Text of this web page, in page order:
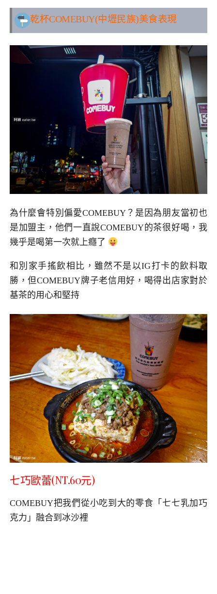
乾杯COMEBUY(中壢民族)美食表現
為什麼會特別偏愛COMEBUY？是因為朋友當初也
是加盟主，他們一直說COMEBUY的茶很好喝，我
幾乎是喝第一次就上癮了
和別家手搖飲相比，雖然不是以IG打卡的飲料取
勝，但COMEBUY牌子老信用好，喝得出店家對於
基茶的用心和堅持
七巧歐蕾(NT.60元)
COMEBUY把我們從小吃到大的零食「七七乳加巧
克力」融合到冰沙裡